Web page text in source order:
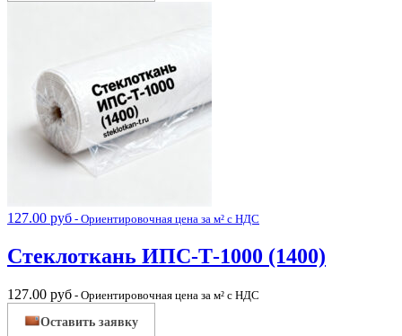
127.00 руб - Ориентировочная цена за м² с НДС
Стеклоткань ИПС-Т-1000 (1400)
127.00 руб - Ориентировочная цена за м² с НДС
Оставить заявку